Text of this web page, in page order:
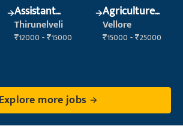
Assistant
Manager
Thirunelveli
₹12000 - ₹15000
Agriculture
Labour
Vellore
₹15000 - ₹25000
Explore more jobs